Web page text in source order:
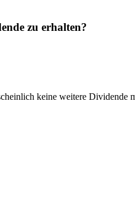
zu erhalten?
keine weitere Dividende